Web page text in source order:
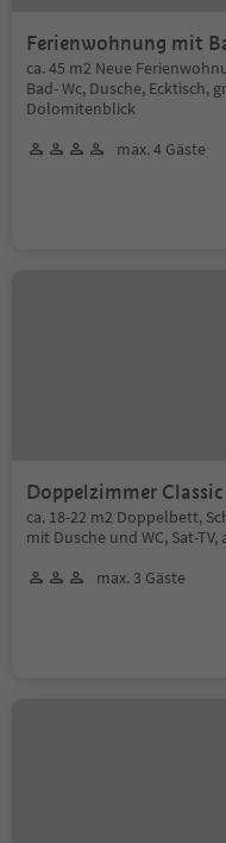
Ferienwohnung mit
ca. 45 m2 Neue
Bad- Wc, Dusche, Ecktisch,
Dolomitenblick
max. 4 Gäste
Doppelzimmer
ca. 18-22 m2 Doppelbett,
mit Dusche und WC, Sat-
max. 3 Gäste